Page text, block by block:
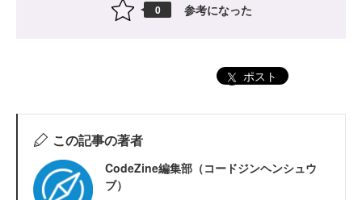
0 参考になった
ポスト
この記事の著者
CodeZine編集部（コードジンヘンシュウ
ブ）